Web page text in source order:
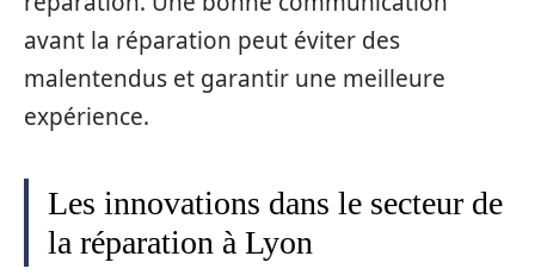
avant la réparation peut éviter des
malentendus et garantir une meilleure
expérience.
Les innovations dans le secteur de
la réparation à Lyon